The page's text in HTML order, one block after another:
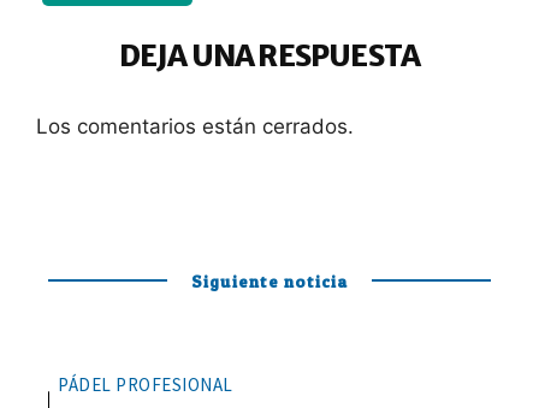
DEJA UNA RESPUESTA
Los comentarios están cerrados.
Siguiente noticia
PÁDEL PROFESIONAL